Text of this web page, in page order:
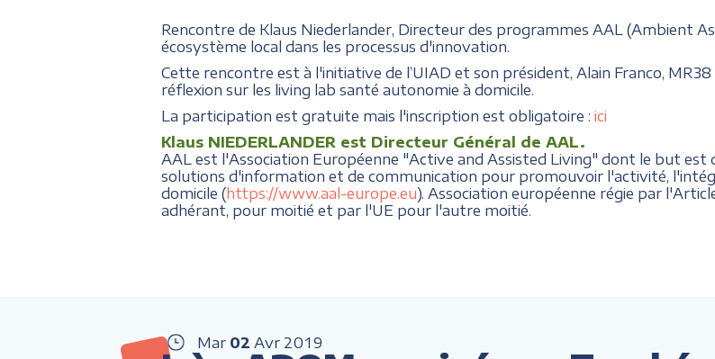
Rencontre de Klaus Niederlander, Directeur des programmes AAL (Ambient
écosystème local dans les processus d'innovation.
Cette rencontre est à l'initiative de l’UIAD et son président, Alain Franco,
réflexion sur les living lab santé autonomie à domicile.
La participation est gratuite mais l'inscription est obligatoire : ici
Klaus NIEDERLANDER est Directeur Général de AAL.
AAL est l'Association Européenne "Active and Assisted Living" dont le but
solutions d'information et de communication pour promouvoir l'activité,
domicile (https://www.aal-europe.eu). Association européenne régie par
adhérant, pour moitié et par l'UE pour l'autre moitié.
Mar 02 Avr 2019